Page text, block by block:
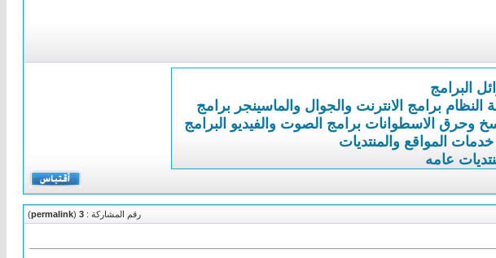
البرامج
النظام برامج الانترنت والجوال والماسينجر برامج
وحرق الاسطوانات برامج الصوت والفيديو البرامج
خدمات المواقع والمنتديات
عامه
رقم المشاركة : 3
(
permalink
)